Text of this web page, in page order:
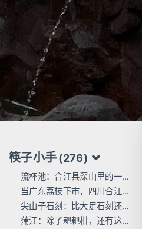
筷子小手(276)
流杯池：合江县深山里的一行东洋刻痕
当广东荔枝下市，四川合江的才刚红透
尖山子石刻：比大足石刻还早300年
蒲江：除了耙耙柑，还有这么多唐宋石刻